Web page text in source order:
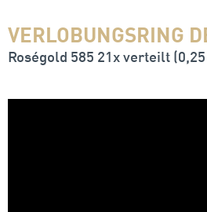
VERLOBUNGSRING
Roségold 585 21x verteilt